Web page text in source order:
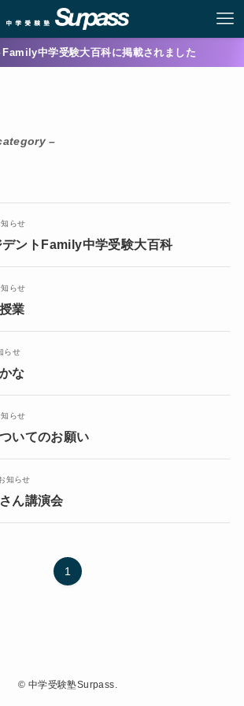
Family中学受験大百科に掲載されました
–
知らせ
ントFamily中学受験大百科
知らせ
業
らせ
な
知らせ
いてのお願い
知らせ
ん講演会
1
© 中学受験塾Surpass.